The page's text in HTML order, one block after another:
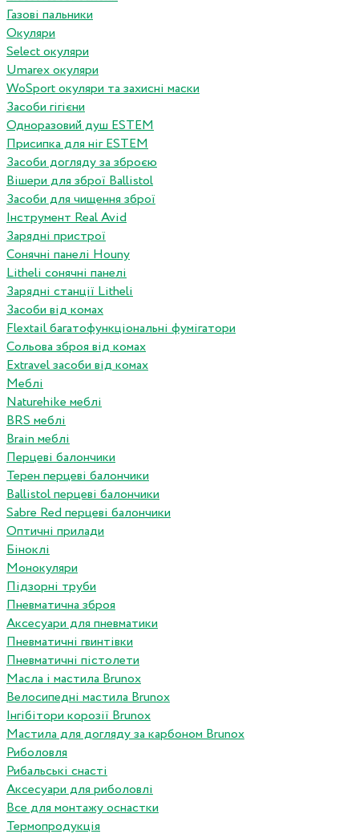
Газові пальники
Окуляри
Select окуляри
Umarex окуляри
WoSport окуляри та захисні маски
Засоби гігієни
Одноразовий душ ESTEM
Присипка для ніг ESTEM
Засоби догляду за зброєю
Вішери для зброї Ballistol
Засоби для чищення зброї
Інструмент Real Avid
Зарядні пристрої
Сонячні панелі Houny
Litheli сонячні панелі
Зарядні станції Litheli
Засоби від комах
Flextail багатофункціональні фумігатори
Сольова зброя від комах
Extravel засоби від комах
Меблі
Naturehike меблі
BRS меблі
Brain меблі
Перцеві балончики
Терен перцеві балончики
Ballistol перцеві балончики
Sabre Red перцеві балончики
Оптичні прилади
Біноклі
Монокуляри
Підзорні труби
Пневматична зброя
Аксесуари для пневматики
Пневматичні гвинтівки
Пневматичні пістолети
Масла і мастила Brunox
Велосипедні мастила Brunox
Інгібітори корозії Brunox
Мастила для догляду за карбоном Brunox
Риболовля
Рибальські снасті
Аксесуари для риболовлі
Все для монтажу оснастки
Термопродукція